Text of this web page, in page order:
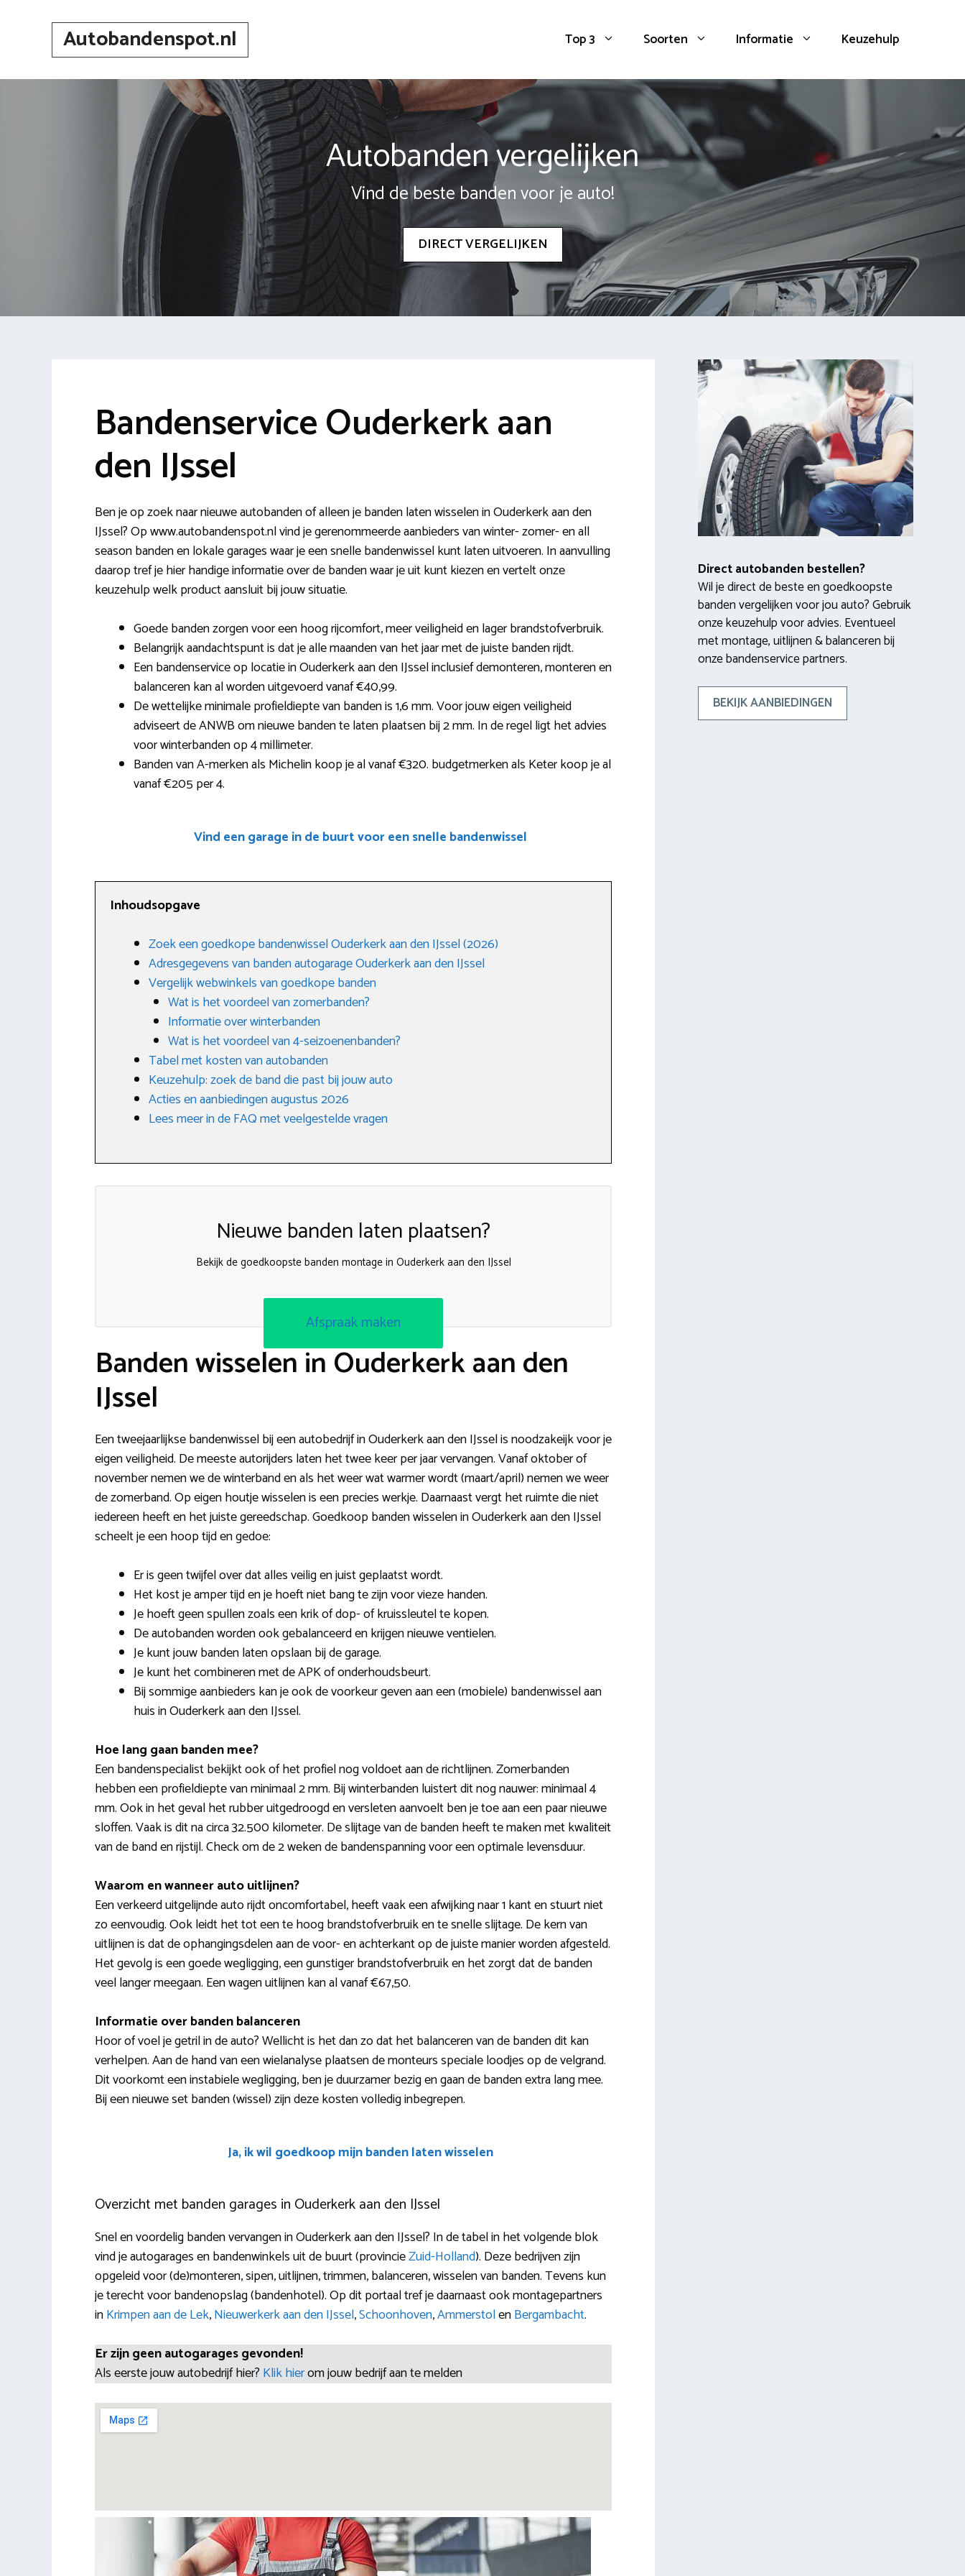
Autobandenspot.nl Top 3 Soorten Informatie Keuzehulp
Autobanden vergelijken
Vind de beste banden voor je auto!
DIRECT VERGELIJKEN
Bandenservice Ouderkerk aan
den IJssel
Ben je op zoek naar nieuwe autobanden of alleen je banden laten wisselen in Ouderkerk aan den
IJssel? Op www.autobandenspot.nl vind je gerenommeerde aanbieders van winter- zomer- en all
season banden en lokale garages waar je een snelle bandenwissel kunt laten uitvoeren. In aanvulling
daarop tref je hier handige informatie over de banden waar je uit kunt kiezen en vertelt onze
keuzehulp welk product aansluit bij jouw situatie.
Goede banden zorgen voor een hoog rijcomfort, meer veiligheid en lager brandstofverbruik.
Belangrijk aandachtspunt is dat je alle maanden van het jaar met de juiste banden rijdt.
Een bandenservice op locatie in Ouderkerk aan den IJssel inclusief demonteren, monteren en
balanceren kan al worden uitgevoerd vanaf €40,99.
De wettelijke minimale profieldiepte van banden is 1,6 mm. Voor jouw eigen veiligheid
adviseert de ANWB om nieuwe banden te laten plaatsen bij 2 mm. In de regel ligt het advies
voor winterbanden op 4 millimeter.
Banden van A-merken als Michelin koop je al vanaf €320. budgetmerken als Keter koop je al
vanaf €205 per 4.
Vind een garage in de buurt voor een snelle bandenwissel
Inhoudsopgave
Zoek een goedkope bandenwissel Ouderkerk aan den IJssel (2026)
Adresgegevens van banden autogarage Ouderkerk aan den IJssel
Vergelijk webwinkels van goedkope banden
Wat is het voordeel van zomerbanden?
Informatie over winterbanden
Wat is het voordeel van 4-seizoenenbanden?
Tabel met kosten van autobanden
Keuzehulp: zoek de band die past bij jouw auto
Acties en aanbiedingen augustus 2026
Lees meer in de FAQ met veelgestelde vragen
Nieuwe banden laten plaatsen?
Bekijk de goedkoopste banden montage in Ouderkerk aan den IJssel
Afspraak maken
Banden wisselen in Ouderkerk aan den
IJssel
Een tweejaarlijkse bandenwissel bij een autobedrijf in Ouderkerk aan den IJssel is noodzakeijk voor je
eigen veiligheid. De meeste autorijders laten het twee keer per jaar vervangen. Vanaf oktober of
november nemen we de winterband en als het weer wat warmer wordt (maart/april) nemen we weer
de zomerband. Op eigen houtje wisselen is een precies werkje. Daarnaast vergt het ruimte die niet
iedereen heeft en het juiste gereedschap. Goedkoop banden wisselen in Ouderkerk aan den IJssel
scheelt je een hoop tijd en gedoe:
Er is geen twijfel over dat alles veilig en juist geplaatst wordt.
Het kost je amper tijd en je hoeft niet bang te zijn voor vieze handen.
Je hoeft geen spullen zoals een krik of dop- of kruissleutel te kopen.
De autobanden worden ook gebalanceerd en krijgen nieuwe ventielen.
Je kunt jouw banden laten opslaan bij de garage.
Je kunt het combineren met de APK of onderhoudsbeurt.
Bij sommige aanbieders kan je ook de voorkeur geven aan een (mobiele) bandenwissel aan
huis in Ouderkerk aan den IJssel.
Hoe lang gaan banden mee?
Een bandenspecialist bekijkt ook of het profiel nog voldoet aan de richtlijnen. Zomerbanden
hebben een profieldiepte van minimaal 2 mm. Bij winterbanden luistert dit nog nauwer: minimaal 4
mm. Ook in het geval het rubber uitgedroogd en versleten aanvoelt ben je toe aan een paar nieuwe
sloffen. Vaak is dit na circa 32.500 kilometer. De slijtage van de banden heeft te maken met kwaliteit
van de band en rijstijl. Check om de 2 weken de bandenspanning voor een optimale levensduur.
Waarom en wanneer auto uitlijnen?
Een verkeerd uitgelijnde auto rijdt oncomfortabel, heeft vaak een afwijking naar 1 kant en stuurt niet
zo eenvoudig. Ook leidt het tot een te hoog brandstofverbruik en te snelle slijtage. De kern van
uitlijnen is dat de ophangingsdelen aan de voor- en achterkant op de juiste manier worden afgesteld.
Het gevolg is een goede wegligging, een gunstiger brandstofverbruik en het zorgt dat de banden
veel langer meegaan. Een wagen uitlijnen kan al vanaf €67,50.
Informatie over banden balanceren
Hoor of voel je getril in de auto? Wellicht is het dan zo dat het balanceren van de banden dit kan
verhelpen. Aan de hand van een wielanalyse plaatsen de monteurs speciale loodjes op de velgrand.
Dit voorkomt een instabiele wegligging, ben je duurzamer bezig en gaan de banden extra lang mee.
Bij een nieuwe set banden (wissel) zijn deze kosten volledig inbegrepen.
Ja, ik wil goedkoop mijn banden laten wisselen
Overzicht met banden garages in Ouderkerk aan den IJssel
Snel en voordelig banden vervangen in Ouderkerk aan den IJssel? In de tabel in het volgende blok
vind je autogarages en bandenwinkels uit de buurt (provincieZuid-Holland). Deze bedrijven zijn
opgeleid voor (de)monteren, sipen, uitlijnen, trimmen, balanceren, wisselen van banden. Tevens kun
je terecht voor bandenopslag (bandenhotel). Op dit portaal tref je daarnaast ook montagepartners
inKrimpen aan de Lek,Nieuwerkerk aan den IJssel,Schoonhoven,AmmerstolenBergambacht.
Er zijn geen autogarages gevonden!
Als eerste jouw autobedrijf hier? Klik hierom jouw bedrijf aan te melden
Direct autobanden bestellen?
Wil je direct de beste en goedkoopste
banden vergelijken voor jou auto? Gebruik
onze keuzehulp voor advies. Eventueel
met montage, uitlijnen & balanceren bij
onze bandenservice partners.
BEKIJK AANBIEDINGEN